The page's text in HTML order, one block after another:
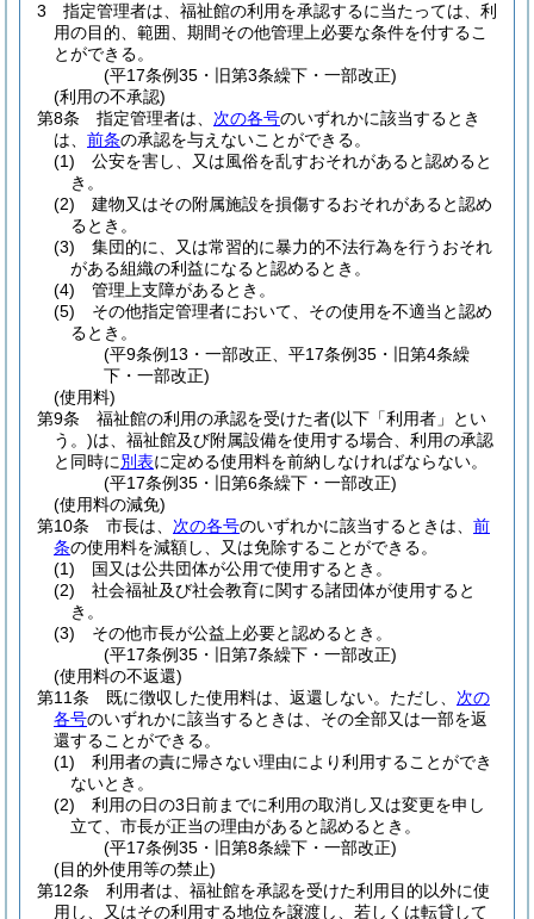
3
指定管理者は、福祉館の利用を承認するに当たっては、利
用の目的、範囲、期間その他管理上必要な条件を付するこ
とができる。
(平17条例35・旧第3条繰下・一部改正)
(利用の不承認)
第8条
指定管理者は、 次の各号のいずれかに該当するとき
は、 前条の承認を与えないことができる。
(1)
公安を害し、又は風俗を乱すおそれがあると認めると
き。
(2)
建物又はその附属施設を損傷するおそれがあると認め
るとき。
(3)
集団的に、又は常習的に暴力的不法行為を行うおそれ
がある組織の利益になると認めるとき。
(4)
管理上支障があるとき。
(5)
その他指定管理者において、その使用を不適当と認め
るとき。
(平9条例13・一部改正、平17条例35・旧第4条繰
下・一部改正)
(使用料)
第9条
福祉館の利用の承認を受けた者(以下「利用者」とい
う。)は、福祉館及び附属設備を使用する場合、利用の承認
と同時に別表に定める使用料を前納しなければならない。
(平17条例35・旧第6条繰下・一部改正)
(使用料の減免)
第10条
市長は、 次の各号のいずれかに該当するときは、 前
条の使用料を減額し、又は免除することができる。
(1)
国又は公共団体が公用で使用するとき。
(2)
社会福祉及び社会教育に関する諸団体が使用すると
き。
(3)
その他市長が公益上必要と認めるとき。
(平17条例35・旧第7条繰下・一部改正)
(使用料の不返還)
第11条
既に徴収した使用料は、返還しない。 ただし、 次の
各号のいずれかに該当するときは、その全部又は一部を返
還することができる。
(1)
利用者の責に帰さない理由により利用することができ
ないとき。
(2)
利用の日の3日前までに利用の取消し又は変更を申し
立て、市長が正当の理由があると認めるとき。
(平17条例35・旧第8条繰下・一部改正)
(目的外使用等の禁止)
第12条
利用者は、福祉館を承認を受けた利用目的以外に使
用し、又はその利用する地位を譲渡し、若しくは転貸して